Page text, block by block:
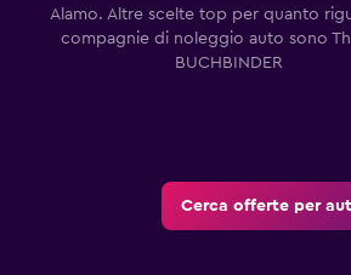
Alamo. Altre scelte top per quanto
compagnie di noleggio auto sono
BUCHBINDER
Cerca offerte per